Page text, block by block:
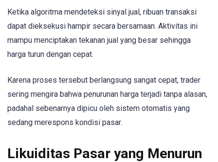
Ketika algoritma mendeteksi sinyal jual, ribuan transaksi
dapat dieksekusi hampir secara bersamaan. Aktivitas ini
mampu menciptakan tekanan jual yang besar sehingga
harga turun dengan cepat.
Karena proses tersebut berlangsung sangat cepat, trader
sering mengira bahwa penurunan harga terjadi tanpa alasan,
padahal sebenarnya dipicu oleh sistem otomatis yang
sedang merespons kondisi pasar.
Likuiditas Pasar yang Menurun